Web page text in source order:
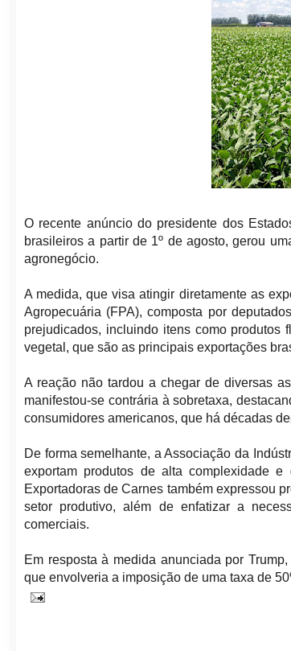
O recente anúncio do presidente dos
brasileiros a partir de 1º de agosto, gerou
agronegócio.
A medida, que visa atingir diretamente as
Agropecuária (FPA), composta por
prejudicados, incluindo itens como produtos
vegetal, que são as principais exportações
A reação não tardou a chegar de diversas
manifestou-se contrária à sobretaxa,
consumidores americanos, que há décadas
De forma semelhante, a Associação da
exportam produtos de alta complexidade
Exportadoras de Carnes também expressou
setor produtivo, além de enfatizar a
comerciais.
Em resposta à medida anunciada por
que envolveria a imposição de uma taxa de